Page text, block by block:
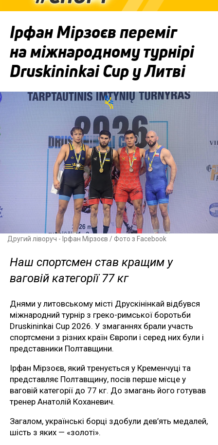
Ірфан Мірзоєв переміг
на міжнародному турнірі
Druskininkai Cup у Литві
Другий ліворуч - Ірфан Мірзоєв / Фото з Facebook
Наш спортсмен став кращим у
ваговій категорії 77 кг
Днями у литовському місті Друскінінкай відбувся
міжнародний турнір з греко-римської боротьби
Druskininkai Cup 2026. У змаганнях брали участь
спортсмени з різних країн Європи і серед них були і
представники Полтавщини.
Ірфан Мірзоєв, який тренується у Кременчуці та
представляє Полтавщину, посів перше місце у
ваговій категорії до 77 кг. До змагань його готував
тренер Анатолій Коханевич.
Загалом, українські борці здобули дев’ять медалей,
шість з яких — «золоті».